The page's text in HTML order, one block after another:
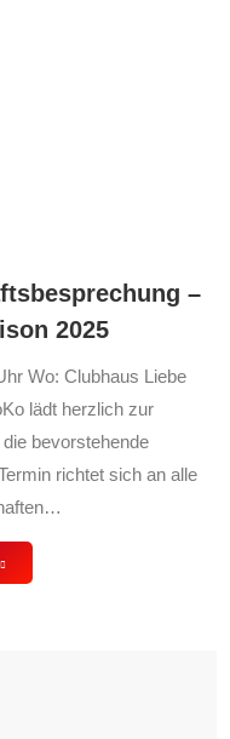
–
2025
Wo: Clubhaus Liebe
lädt herzlich zur
bevorstehende
richtet sich an alle